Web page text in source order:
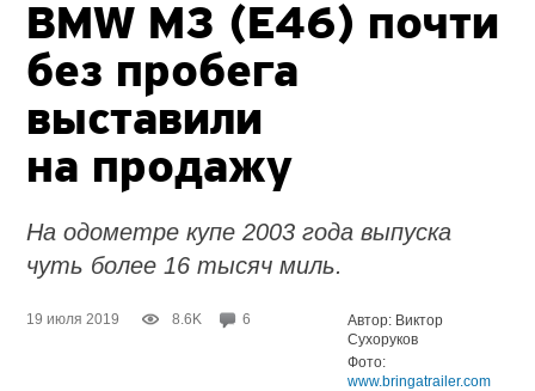
BMW M3 (E46) почти
без пробега
выставили
на продажу
На одометре купе 2003 года выпуска
чуть более 16 тысяч миль.
19 июля 2019 8.6K 6
Автор: Виктор
Сухоруков
Фото:
www.bringatrailer.com